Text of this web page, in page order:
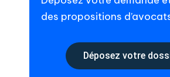
des propositions
Déposez votre